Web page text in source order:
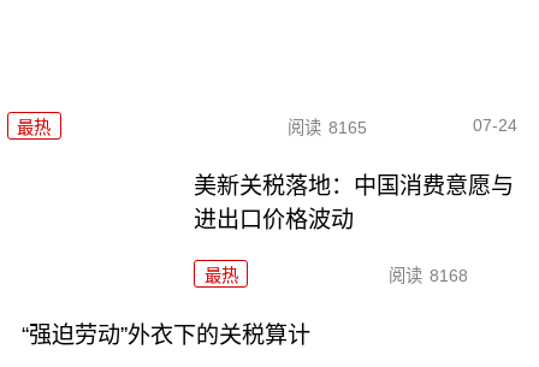
最热 阅读 8165 07-24
美新关税落地：中国消费意愿与
进出口价格波动
最热 阅读 8168
“强迫劳动”外衣下的关税算计